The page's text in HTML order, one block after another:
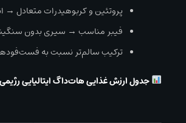
پروتئین و کربوهیدرات متعادل →
فیبر مناسب → سیری بدون
ترکیب سالم‌تر نسبت به
جدول ارزش غذایی هات‌داگ ایتالیایی رژیمی